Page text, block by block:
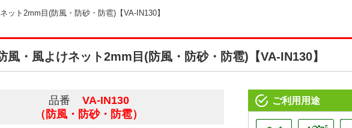
ット2mm目(防風・防砂・防雹)【VA-IN130】
風・風よけネット2mm目(防風・防砂・防雹)【VA-IN130】
品番
VA-IN130
（防風・防砂・防雹）
ご利用用途